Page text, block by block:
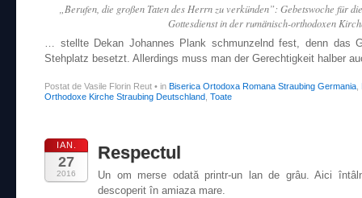
„Berufen, die großen Taten des Herrn zu verkünden”: Gebetswoche für
Gottesdienst in der rumänisch-orthodoxen
… stellte Dekan Johannes Plank schmunzelnd fest, denn das
Stehplatz besetzt. Allerdings muss man der Gerechtigkeit halber
Postat de Vasile Florin Reut • in Biserica Ortodoxa Romana Straubing Germania
Orthodoxe Kirche Straubing Deutschland Toate
IAN.
27
2016
Respectul
Un om merse odată printr-un lan de grâu. Aici
descoperit în amiaza mare.